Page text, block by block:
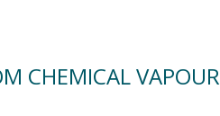
CHEMICAL VAPOUR